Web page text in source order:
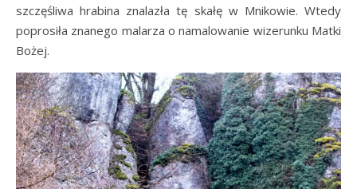
szczęśliwa hrabina znalazła tę skałę w Mnikowie. Wtedy
poprosiła znanego malarza o namalowanie wizerunku Matki
Bożej.